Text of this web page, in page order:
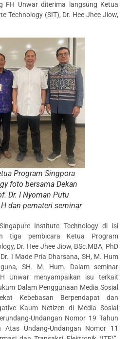
FH Unwar diterima langsung Ketua
Technology (SIT), Dr. Hee Jhee Jiow,
Program Singpora
foto bersama Dekan
Dr. I Nyoman Putu
dan pemateri seminar
Institute Technology di isi
tiga pembicara Ketua Program
Dr. Hee Jhee Jiow, BSc.MBA, PhD
I Made Pria Dharsana, SH, M. Hum
SH. M. Hum. Dalam seminar
Unwar menyampaikan isu terkait
Dalam Penggunaan Media Sosial
Kebebasan Berpendapat dan
Kaum Netizen di Media Sosial
Undangan Nomor 19 Tahun
Undang-Undangan Nomor 11